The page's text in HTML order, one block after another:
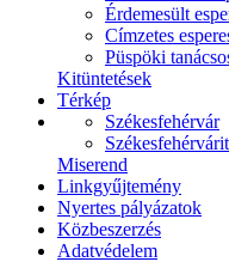
Érdemesült
Címzetes
Püspöki
Kitüntetések
Térkép
Székesfehérvár
Miserend
Linkgyűjtemény
Nyertes pályázatok
Közbeszerzés
Adatvédelem